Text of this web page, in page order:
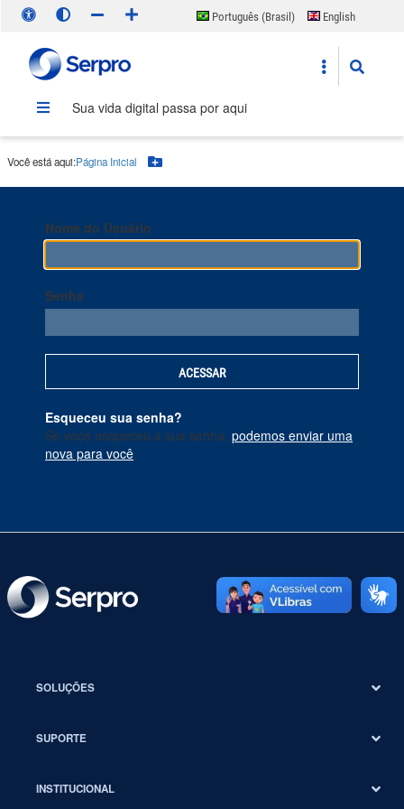
Português (Brasil)
English
Sua vida digital passa por aqui
Você está aqui:Página Inicial Botão Menu
Nome do Usuário
Senha
Esqueceu sua senha?
Se você esqueceu a sua senha, podemos enviar uma
nova para você
SOLUÇÕES
SUPORTE
INSTITUCIONAL